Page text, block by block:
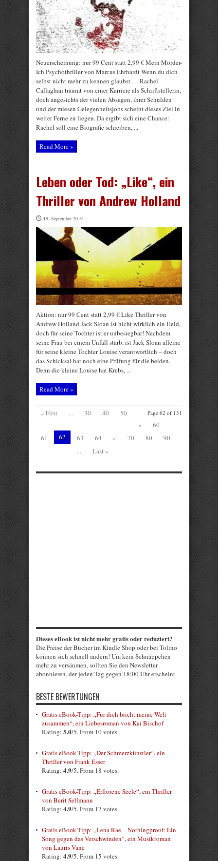
Neuerscheinung: nur 99 Cent statt 2,99 € Mein Mörder-
Ich Psychothriller von Marcus Ehrhardt Wenn du dich
selbst nicht mehr zu kennen glaubst … Rachel
Callaghan träumt von einer Karriere als Schriftstellerin,
doch angesichts der vielen Absagen, ihrer Schulden
und der miesen Gelegenheitsjobs scheint dieses Ziel in
weiter Ferne zu liegen. Da ergibt sich eine Chance:
Rachel soll eine Biografie schreiben, ...
Read More »
Leben oder Tod: „Like“, ein
Thriller von Andrew Holland
19. September 2019
Aktion: nur 99 Cent statt 2,99 € Like Thriller von
Andrew Holland Jack Sloan ist nicht wirklich ein Held,
doch für seine Tochter ist er unbesiegbar! Nachdem
seine Frau bei einem Unfall starb, ist Jack Sloan alleine
für seine kleine Tochter Louise verantwortlich – doch
das Schicksal hat noch eine Prüfung für die beiden.
Denn die kleine Louise hat Krebs, ...
Read More »
Page 62 of 131
« First ... 30 40
50
«
60
61
62 63 64 » 70 80
90
...
Last »
Dieses eBook ist nicht mehr gratis oder reduziert?
Die Preise der Bücher im Kindle Shop oder bei Tolino
können sich schnell ändern! Um kein Schnäppchen
mehr zu versäumen, sollten Sie den Newsletter
abonnieren, der jeden Tag gegen 18:00 Uhr erscheint.
BESTE BEWERTUNGEN
Gratis eBook-Tipp: „Für dich bricht meine Welt
zusammen“, ein Liebesroman von Kai Bischof
Rating: 5.0/5. From 10 votes.
Gratis eBook-Tipp: „Der Schmerzkünstler“, ein
Thriller von Frank Esser
Rating: 4.9/5. From 18 votes.
Gratis eBook-Tipp: „Erfrorene Seele“, ein Thriller
von Berit Sellmann
Rating: 4.9/5. From 17 votes.
Gratis eBook-Tipp: „Lena Rae – Nothingproof: Ein
Song gegen das Verschwinden“, ein Musikroman
von Lauris Vane
Rating: 4.9/5. From 15 votes.